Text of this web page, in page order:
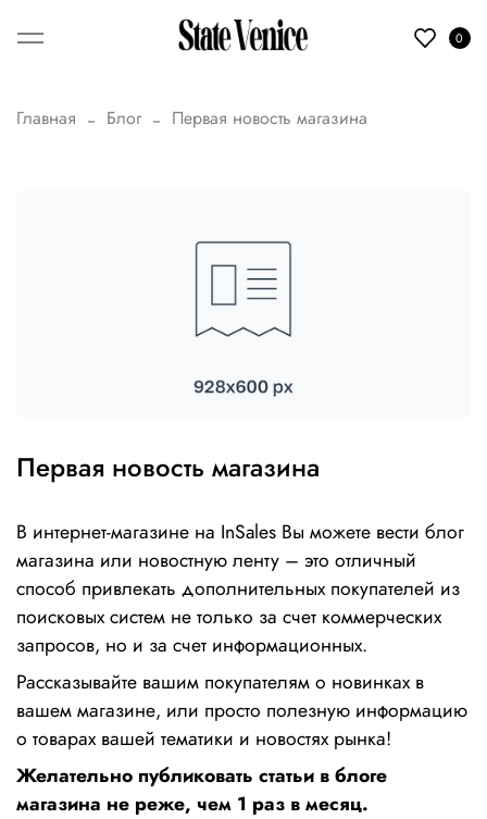
0
Главная Блог Первая новость магазина
Первая новость магазина
В интернет-магазине на InSales Вы можете вести блог
магазина или новостную ленту – это отличный
способ привлекать дополнительных покупателей из
поисковых систем не только за счет коммерческих
запросов, но и за счет информационных.
Рассказывайте вашим покупателям о новинках в
вашем магазине, или просто полезную информацию
о товарах вашей тематики и новостях рынка!
Желательно публиковать статьи в блоге
магазина не реже, чем 1 раз в месяц.